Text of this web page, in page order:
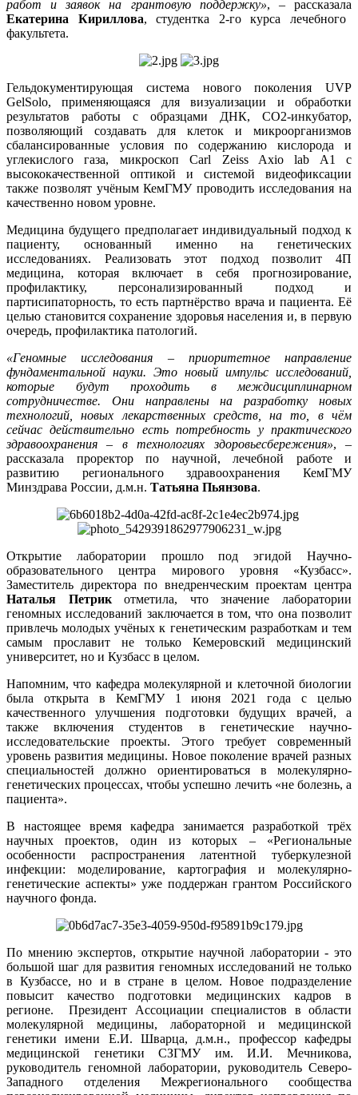
работ и заявок на грантовую поддержку», – рассказала
Екатерина Кириллова, студентка 2-го курса лечебного
факультета.
Гельдокументирующая система нового поколения UVP
GelSolo, применяющаяся для визуализации и обработки
результатов работы с образцами ДНК, CO2-инкубатор,
позволяющий создавать для клеток и микроорганизмов
сбалансированные условия по содержанию кислорода и
углекислого газа, микроскоп Carl Zeiss Axio lab A1 с
высококачественной оптикой и системой видеофиксации
также позволят учёным КемГМУ проводить исследования на
качественно новом уровне.
Медицина будущего предполагает индивидуальный подход к
пациенту, основанный именно на генетических
исследованиях. Реализовать этот подход позволит 4П
медицина, которая включает в себя прогнозирование,
профилактику, персонализированный подход и
партисипаторность, то есть партнёрство врача и пациента. Её
целью становится сохранение здоровья населения и, в первую
очередь, профилактика патологий.
«Геномные исследования – приоритетное направление
фундаментальной науки. Это новый импульс исследований,
которые будут проходить в междисциплинарном
сотрудничестве. Они направлены на разработку новых
технологий, новых лекарственных средств, на то, в чём
сейчас действительно есть потребность у практического
здравоохранения – в технологиях здоровьесбережения», –
рассказала проректор по научной, лечебной работе и
развитию регионального здравоохранения КемГМУ
Минздрава России, д.м.н. Татьяна Пьянзова.
Открытие лаборатории прошло под эгидой Научно-
образовательного центра мирового уровня «Кузбасс».
Заместитель директора по внедренческим проектам центра
Наталья Петрикотметила, что значение лаборатории
геномных исследований заключается в том, что она позволит
привлечь молодых учёных к генетическим разработкам и тем
самым прославит не только Кемеровский медицинский
университет, но и Кузбасс в целом.
Напомним, что кафедра молекулярной и клеточной биологии
была открыта в КемГМУ 1 июня 2021 года с целью
качественного улучшения подготовки будущих врачей, а
также включения студентов в генетические научно-
исследовательские проекты. Этого требует современный
уровень развития медицины. Новое поколение врачей разных
специальностей должно ориентироваться в молекулярно-
генетических процессах, чтобы успешно лечить «не болезнь, а
пациента».
В настоящее время кафедра занимается разработкой трёх
научных проектов, один из которых – «Региональные
особенности распространения латентной туберкулезной
инфекции: моделирование, картография и молекулярно-
генетические аспекты» уже поддержан грантом Российского
научного фонда.
По мнению экспертов, открытие научной лаборатории - это
большой шаг для развития геномных исследований не только
в Кузбассе, но и в стране в целом. Новое подразделение
повысит качество подготовки медицинских кадров в
регионе. Президент Ассоциации специалистов в области
молекулярной медицины, лабораторной и медицинской
генетики имени Е.И. Шварца, д.м.н., профессор кафедры
медицинской генетики СЗГМУ им. И.И. Мечникова,
руководитель геномной лаборатории, руководитель Северо-
Западного отделения Межрегионального сообщества